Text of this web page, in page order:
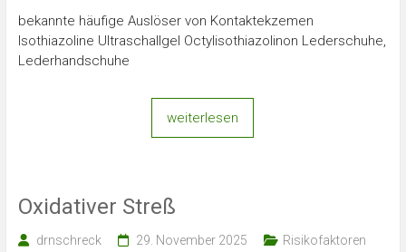
bekannte häufige Auslöser von Kontaktekzemen
Isothiazoline Ultraschallgel Octylisothiazolinon Lederschuhe,
Lederhandschuhe
weiterlesen
Oxidativer Streß
drnschreck 29. November 2025 Risikofaktoren